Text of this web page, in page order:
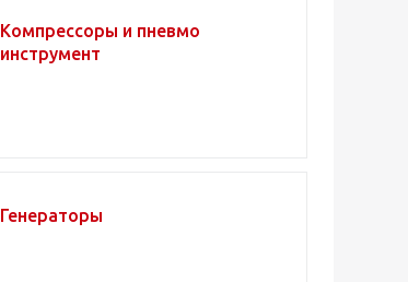
Компрессоры и пневмо
инструмент
Генераторы